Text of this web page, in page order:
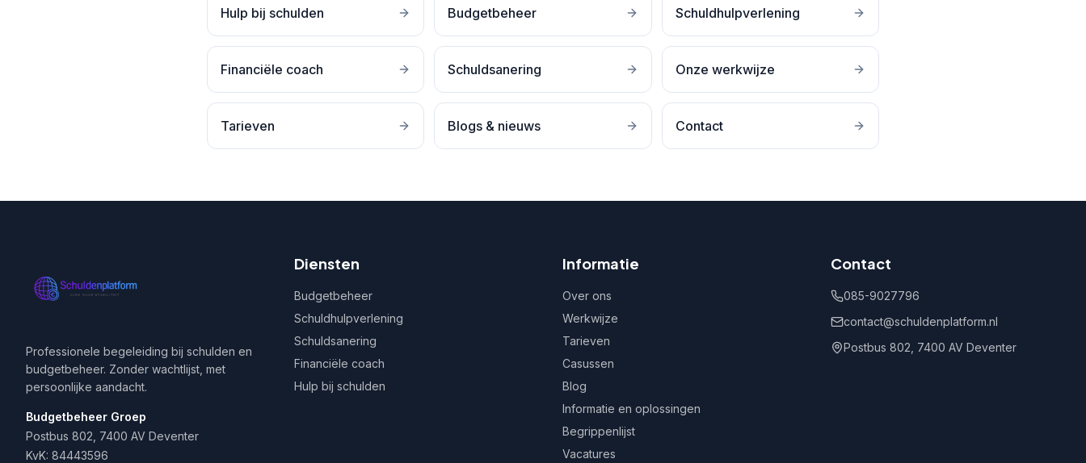
Hulp bij schulden Budgetbeheer Schuldhulpverlening
Financiële coach Schuldsanering Onze werkwijze
Tarieven Blogs & nieuws Contact
Professionele begeleiding bij schulden en
budgetbeheer. Zonder wachtlijst, met
persoonlijke aandacht.
Budgetbeheer Groep
Postbus 802, 7400 AV Deventer
KvK: 84443596
Diensten
Budgetbeheer
Schuldhulpverlening
Schuldsanering
Financiële coach
Hulp bij schulden
Informatie
Over ons
Werkwijze
Tarieven
Casussen
Blog
Informatie en oplossingen
Begrippenlijst
Vacatures
Contact
085-9027796
contact@schuldenplatform.nl
Postbus 802, 7400 AV Deventer